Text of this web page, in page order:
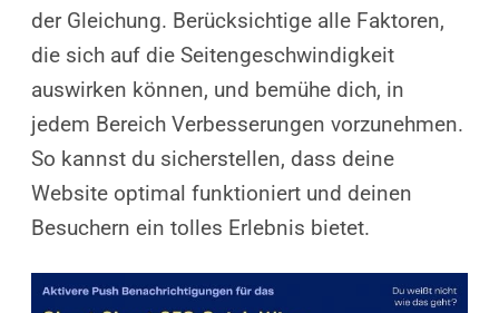
der Gleichung. Berücksichtige alle Faktoren,
die sich auf die Seitengeschwindigkeit
auswirken können, und bemühe dich, in
jedem Bereich Verbesserungen vorzunehmen.
So kannst du sicherstellen, dass deine
Website optimal funktioniert und deinen
Besuchern ein tolles Erlebnis bietet.